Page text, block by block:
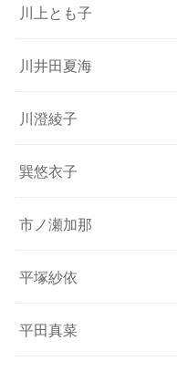
川上とも子
川井田夏海
川澄綾子
巽悠衣子
市ノ瀬加那
平塚紗依
平田真菜